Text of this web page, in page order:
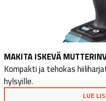
MAKITA ISKEVÄ
Kompakti ja tehokas
hylsyille.
LUE